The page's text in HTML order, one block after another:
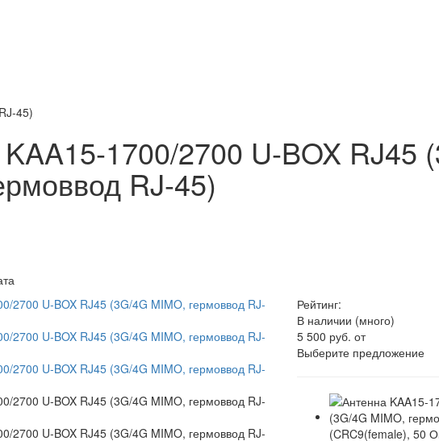
45)
1700/2700 U-BOX RJ45
RJ-45)
Рейтинг:
В наличии (много)
5 500 руб. от
Выберите предложение